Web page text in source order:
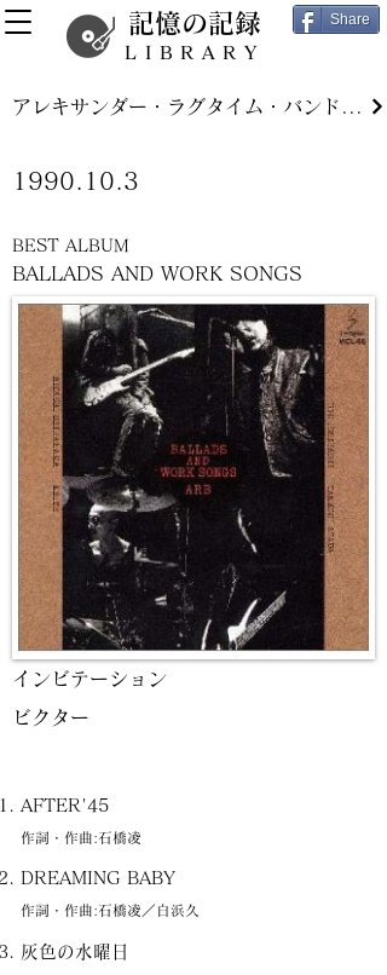
記憶の記録
LIBRARY
Share
BALLADS AND WORK SONGS
AFTER'45
作詞・作曲:石橋凌
DREAMING BABY
作詞・作曲:石橋凌／白浜久
灰色の水曜日
1990.10.3
BEST ALBUM
インビテーション
ビクター